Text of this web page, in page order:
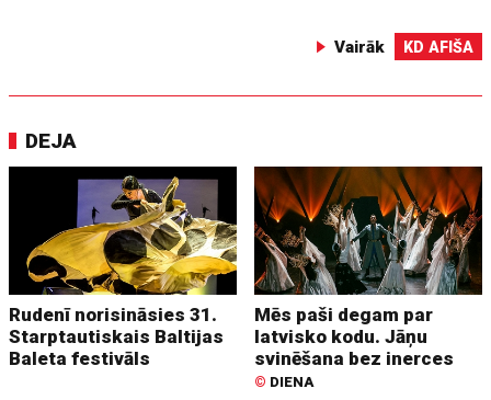
Vairāk KD AFIŠA
DEJA
Rudenī norisināsies 31.
Starptautiskais Baltijas
Baleta festivāls
Mēs paši degam par
latvisko kodu. Jāņu
svinēšana bez inerces
© DIENA